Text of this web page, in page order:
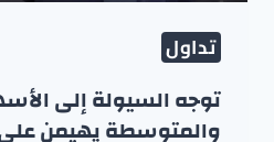
تداول
توجه السيولة إلى
والمتوسطة يهيمن